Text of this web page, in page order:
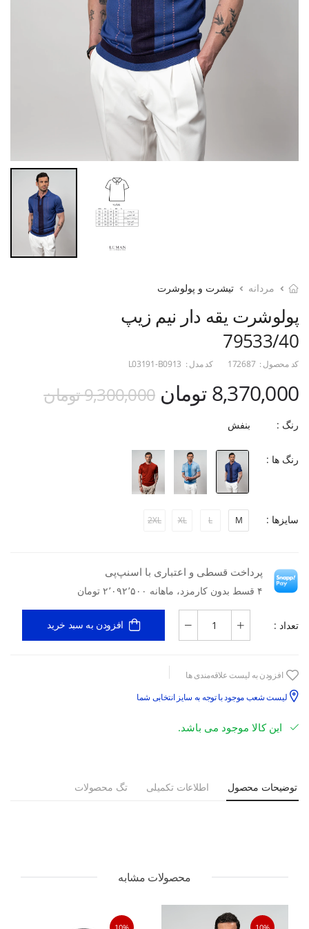
مردانه تیشرت و پولوشرت
پولوشرت یقه دار نیم زیپ
79533/40
کد محصول : 172687 کد مدل : L03191-B0913
8,370,000 تومان 9,300,000 تومان
رنگ : بنفش
رنگ ها :
سایزها : M
L
XL
2XL
پرداخت قسطی و اعتباری با اسنپ‌پی
۴ قسط بدون کارمزد، ماهانه ۲٬۰۹۲٬۵۰۰ تومان
تعداد : افزودن به سبد خرید
افزودن به لیست علاقه‌مندی ها
لیست شعب موجود با توجه به سایز انتخابی شما
این کالا موجود می باشد.
توضیحات محصول اطلاعات تکمیلی تگ محصولات
محصولات مشابه